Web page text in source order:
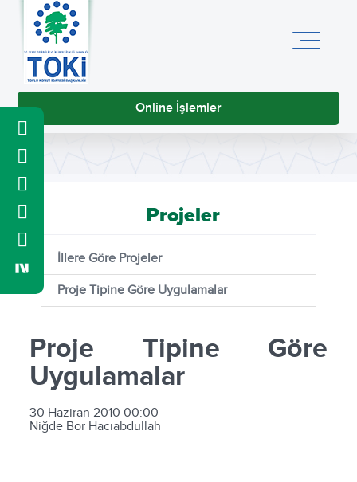
Online İşlemler
Projeler
İllere Göre Projeler
Proje Tipine Göre Uygulamalar
Proje Tipine Göre
Uygulamalar
30 Haziran 2010 00:00
Niğde Bor Hacıabdullah